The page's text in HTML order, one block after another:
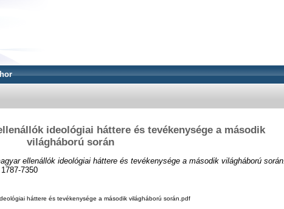
ideológiai háttere és tevékenysége a második
világháború során
ellenállók ideológiai háttere és tevékenysége a második világháború során.
7350
háttere és tevékenysége a második világháború során.pdf